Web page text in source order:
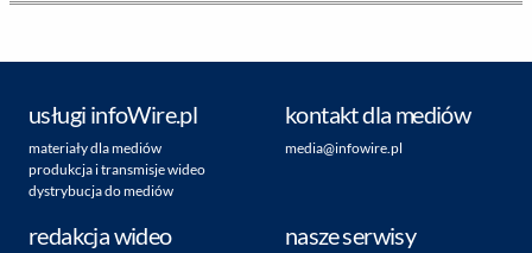
usługi infoWire.pl
materiały dla mediów
produkcja i transmisje wideo
dystrybucja do mediów
kontakt dla mediów
media@infowire.pl
redakcja wideo nasze serwisy